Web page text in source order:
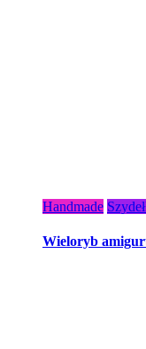
Handmade
Wieloryb